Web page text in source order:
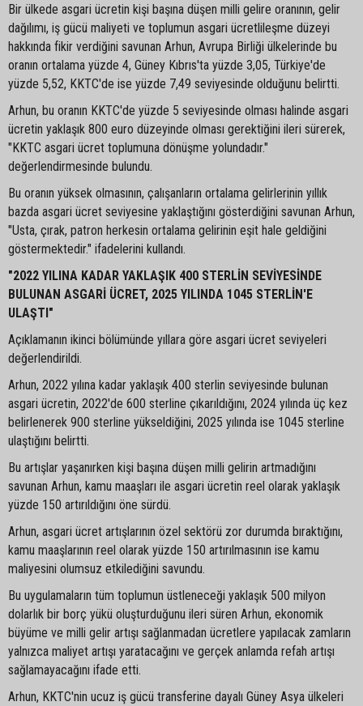
Bir ülkede asgari ücretin kişi başına düşen milli gelire oranının, gelir
dağılımı, iş gücü maliyeti ve toplumun asgari ücretlileşme düzeyi
hakkında fikir verdiğini savunan Arhun, Avrupa Birliği ülkelerinde bu
oranın ortalama yüzde 4, Güney Kıbrıs'ta yüzde 3,05, Türkiye'de
yüzde 5,52, KKTC'de ise yüzde 7,49 seviyesinde olduğunu belirtti.
Arhun, bu oranın KKTC'de yüzde 5 seviyesinde olması halinde asgari
ücretin yaklaşık 800 euro düzeyinde olması gerektiğini ileri sürerek,
"KKTC asgari ücret toplumuna dönüşme yolundadır."
değerlendirmesinde bulundu.
Bu oranın yüksek olmasının, çalışanların ortalama gelirlerinin yıllık
bazda asgari ücret seviyesine yaklaştığını gösterdiğini savunan Arhun,
"Usta, çırak, patron herkesin ortalama gelirinin eşit hale geldiğini
göstermektedir." ifadelerini kullandı.
"2022 YILINA KADAR YAKLAŞIK 400 STERLİN SEVİYESİNDE
BULUNAN ASGARİ ÜCRET, 2025 YILINDA 1045 STERLİN'E
ULAŞTI"
Açıklamanın ikinci bölümünde yıllara göre asgari ücret seviyeleri
değerlendirildi.
Arhun, 2022 yılına kadar yaklaşık 400 sterlin seviyesinde bulunan
asgari ücretin, 2022'de 600 sterline çıkarıldığını, 2024 yılında üç kez
belirlenerek 900 sterline yükseldiğini, 2025 yılında ise 1045 sterline
ulaştığını belirtti.
Bu artışlar yaşanırken kişi başına düşen milli gelirin artmadığını
savunan Arhun, kamu maaşları ile asgari ücretin reel olarak yaklaşık
yüzde 150 artırıldığını öne sürdü.
Arhun, asgari ücret artışlarının özel sektörü zor durumda bıraktığını,
kamu maaşlarının reel olarak yüzde 150 artırılmasının ise kamu
maliyesini olumsuz etkilediğini savundu.
Bu uygulamaların tüm toplumun üstleneceği yaklaşık 500 milyon
dolarlık bir borç yükü oluşturduğunu ileri süren Arhun, ekonomik
büyüme ve milli gelir artışı sağlanmadan ücretlere yapılacak zamların
yalnızca maliyet artışı yaratacağını ve gerçek anlamda refah artışı
sağlamayacağını ifade etti.
Arhun, KKTC'nin ucuz iş gücü transferine dayalı Güney Asya ülkeleri